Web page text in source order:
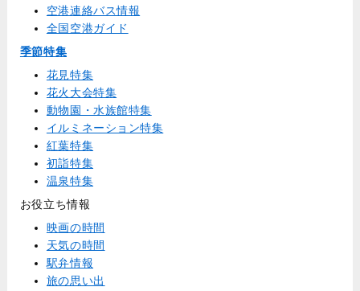
空港連絡バス情報
全国空港ガイド
季節特集
花見特集
花火大会特集
動物園・水族館特集
イルミネーション特集
紅葉特集
初詣特集
温泉特集
お役立ち情報
映画の時間
天気の時間
駅弁情報
旅の思い出